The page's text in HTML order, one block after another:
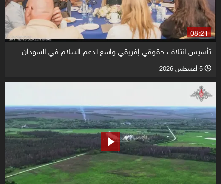
08:21
تأسيس ائتلاف حقوقي إفريقي واسع لدعم السلام في السودان
l 5 أغسطس 2026